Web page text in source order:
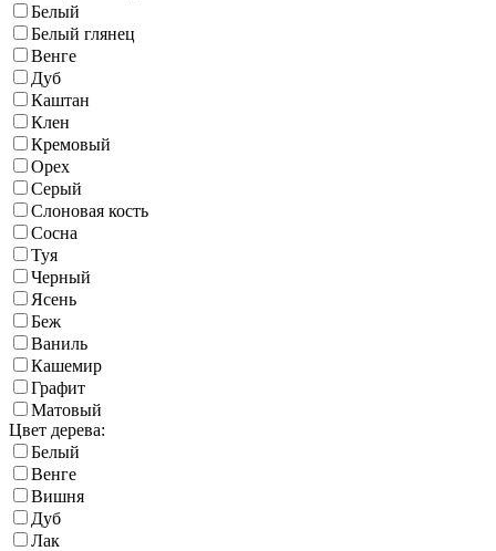
Белый
Белый глянец
Венге
Дуб
Каштан
Клен
Кремовый
Орех
Серый
Слоновая кость
Сосна
Туя
Черный
Ясень
Беж
Ваниль
Кашемир
Графит
Матовый
Цвет дерева:
Белый
Венге
Вишня
Дуб
Лак